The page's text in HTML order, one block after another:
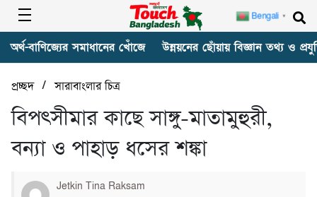
অর্থ-বাণিজ্যের সমাধানের খোঁজে উন্নয়নের ছোঁয়ায় বিজ্ঞান তথ্য ও
প্রচ্ছদ/সারাবাংলার চিত্র
বিপৎসীমার কাছে সাঙ্গু-মাতামুহুরী,
বন্যা ও পাহাড় ধসের শঙ্কা
Jetkin Tina Raksam
Bengali ▼